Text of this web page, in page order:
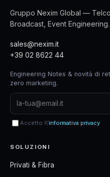
Gruppo Nexim Global —
Broadcast, Event Engineering.
sales@nexim.it
+39 02 8622 44
Engineering Notes & novità di
zero marketing.
Accetto l\'informativa privacy
SOLUZIONI
Privati & Fibra